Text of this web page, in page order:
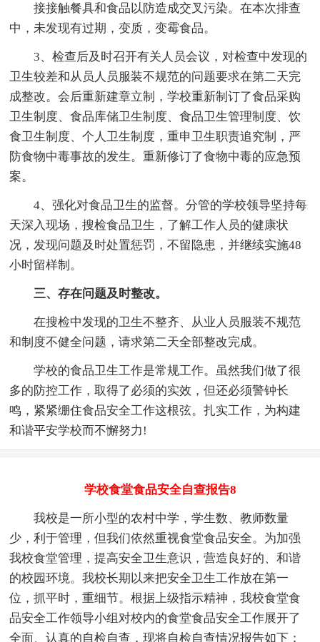
接接触餐具和食品以防造成交叉污染。在本次排查
中，未发现有过期，变质，变霉食品。
3、检查后及时召开有关人员会议，对检查中发现的
卫生较差和从员人员服装不规范的问题要求在第二天完
成整改。会后重新建章立制，学校重新制订了食品采购
卫生制度、食品库储卫生制度、食品卫生管理制度、饮
食卫生制度、个人卫生制度，重申卫生职责追究制，严
防食物中毒事故的发生。重新修订了食物中毒的应急预
案。
4、强化对食品卫生的监督。分管的学校领导坚持每
天深入现场，搜检食品卫生，了解工作人员的健康状
况，发现问题及时处置惩罚，不留隐患，并继续实施48
小时留样制。
三、存在问题及时整改。
在搜检中发现的卫生不整齐、从业人员服装不规范
和制度不健全问题，请求第二天全部整改完成。
学校的食品卫生工作是常规工作。虽然我们做了很
多的防控工作，取得了必须的实效，但还必须警钟长
鸣，紧紧绷住食品安全工作这根弦。扎实工作，为构建
和谐平安学校而不懈努力!
学校食堂食品安全自查报告8
我校是一所小型的农村中学，学生数、教师数量
少，利于管理，但我们依然重视食堂食品安全。为加强
我校食堂管理，提高安全卫生意识，营造良好的、和谐
的校园环境。我校长期以来把安全卫生工作放在第一
位，抓平时，重细节。根据上级指示精神，我校食堂食
品安全工作领导小组对校内的食堂食品安全工作展开了
全面、认真的自检自查，现将自检自查情况报告如下：